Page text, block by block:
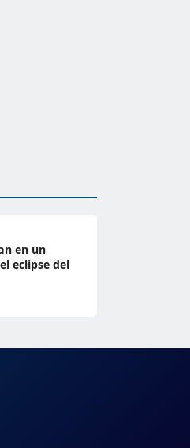
en un
eclipse del